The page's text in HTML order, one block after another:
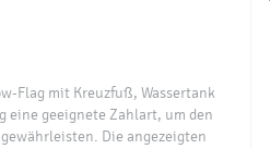
Flag mit Kreuzfuß, Wassertank
eine geeignete Zahlart, um den
Die angezeigten